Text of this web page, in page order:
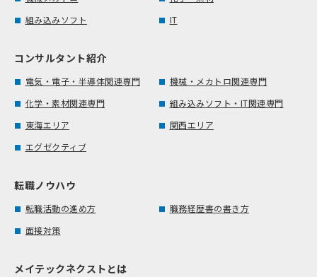
組み込みソフト
IT
コンサルタント紹介
電気・電子・半導体関連専門
機械・メカトロ関連専門
化学・素材関連専門
組み込みソフト・IT関連専門
東海エリア
関西エリア
エグゼクティブ
転職ノウハウ
転職活動の進め方
職務経歴書の書き方
面接対策
メイテックネクストとは